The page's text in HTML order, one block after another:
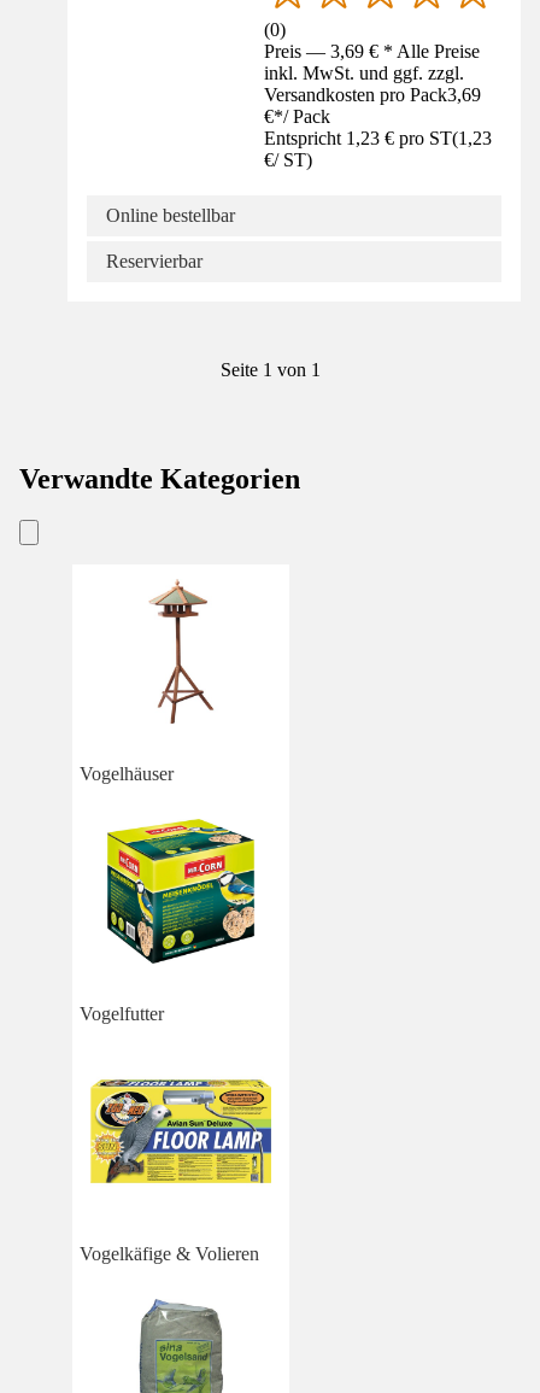
(0)
Preis — 3,69 € * Alle Preise
inkl. MwSt. und ggf. zzgl.
Versandkosten pro Pack3,69
€*/ Pack
Entspricht 1,23 € pro ST(1,23
€/ ST)
Online bestellbar
Reservierbar
Seite 1 von 1
Verwandte Kategorien
Vogelhäuser
Vogelfutter
Vogelkäfige & Volieren